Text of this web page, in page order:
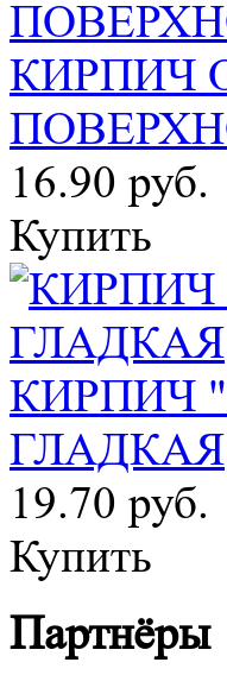
КИРПИЧ
16.90 руб.
Купить
КИРПИЧ
ГЛАДКАЯ
19.70 руб.
Купить
Партнёры